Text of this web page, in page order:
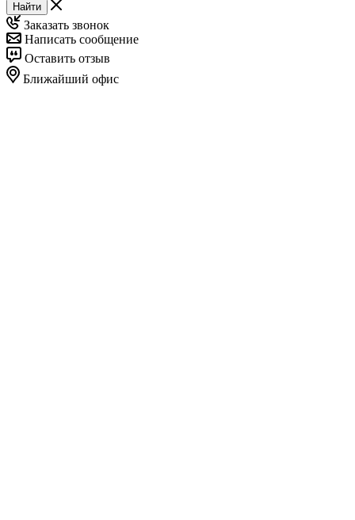
Найти
Заказать звонок
Написать сообщение
Оставить отзыв
Ближайший офис